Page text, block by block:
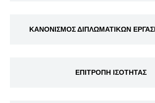
ΚΑΝΟΝΙΣΜΟΣ ΔΙΠΛΩΜΑΤΙΚΩΝ
ΕΠΙΤΡΟΠΗ ΙΣΟΤΗΤΑΣ